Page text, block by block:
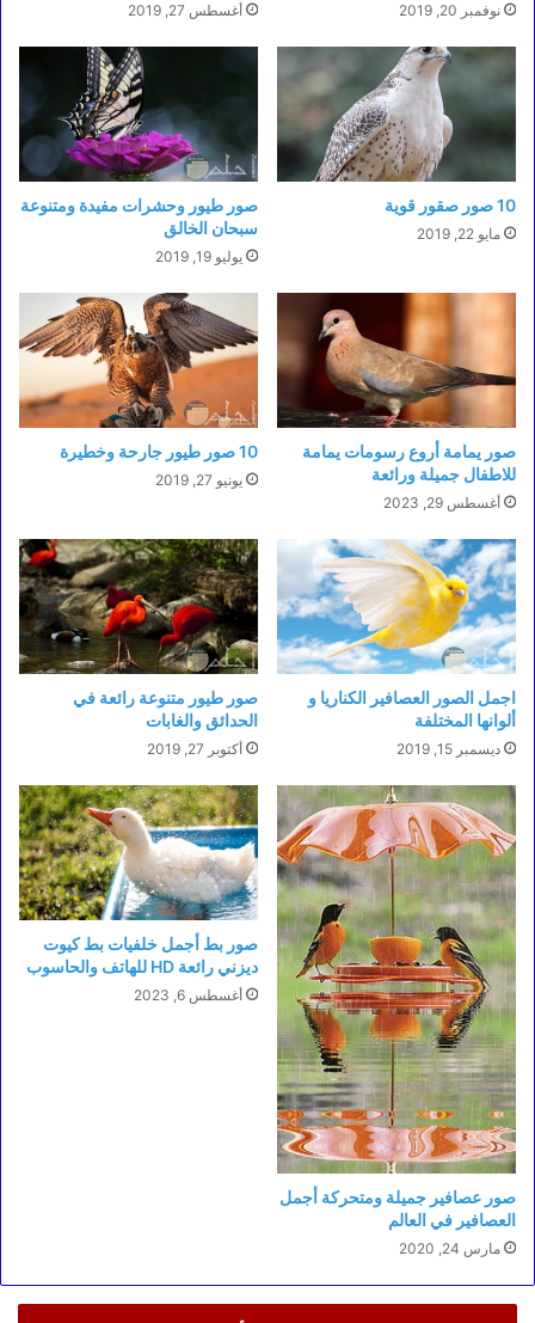
نوفمبر 20, 2019 أغسطس 27, 2019
10 صور صقور قوية
مايو 22, 2019
صور طيور وحشرات مفيدة ومتنوعة
سبحان الخالق
يوليو 19, 2019
صور يمامة أروع رسومات يمامة
للاطفال جميلة ورائعة
أغسطس 29, 2023
10 صور طيور جارحة وخطيرة
يونيو 27, 2019
اجمل الصور العصافير الكناريا و
ألوانها المختلفة
ديسمبر 15, 2019
صور طيور متنوعة رائعة في
الحدائق والغابات
أكتوبر 27, 2019
صور عصافير جميلة ومتحركة أجمل
العصافير في العالم
مارس 24, 2020
صور بط أجمل خلفيات بط كيوت
ديزني رائعة HD للهاتف والحاسوب
أغسطس 6, 2023